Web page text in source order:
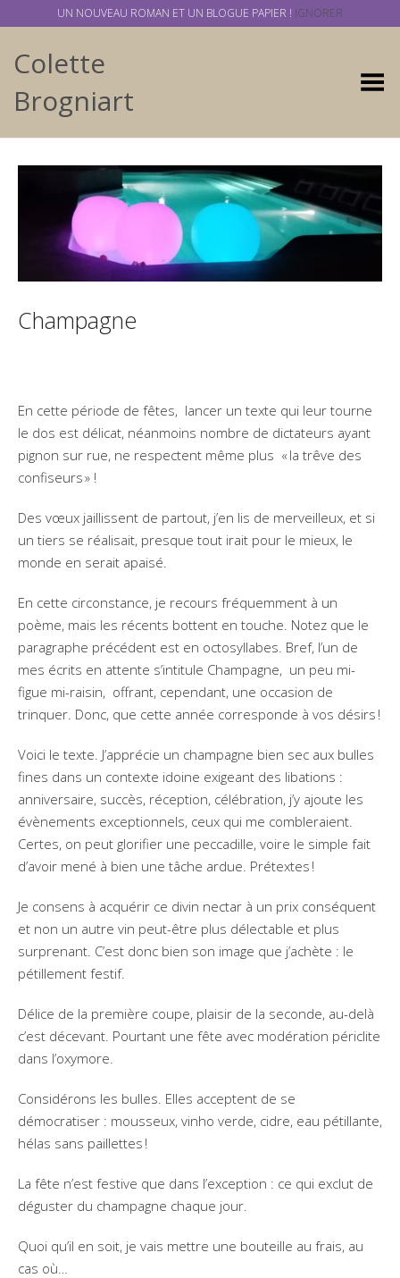
Colette
Brogniart
Basculer
Champagne
En cette période de fêtes, lancer un texte qui leur tourne
le dos est délicat, néanmoins nombre de dictateurs ayant
pignon sur rue, ne respectent même plus « la trêve des
confiseurs » !
Des vœux jaillissent de partout, j’en lis de merveilleux, et si
un tiers se réalisait, presque tout irait pour le mieux, le
monde en serait apaisé.
En cette circonstance, je recours fréquemment à un
poème, mais les récents bottent en touche. Notez que le
paragraphe précédent est en octosyllabes. Bref, l’un de
mes écrits en attente s’intitule Champagne, un peu mi-
figue mi-raisin, offrant, cependant, une occasion de
trinquer. Donc, que cette année corresponde à vos désirs !
Voici le texte. J’apprécie un champagne bien sec aux bulles
fines dans un contexte idoine exigeant des libations :
anniversaire, succès, réception, célébration, j’y ajoute les
évènements exceptionnels, ceux qui me combleraient.
Certes, on peut glorifier une peccadille, voire le simple fait
d’avoir mené à bien une tâche ardue. Prétextes !
Je consens à acquérir ce divin nectar à un prix conséquent
et non un autre vin peut-être plus délectable et plus
surprenant. C’est donc bien son image que j’achète : le
pétillement festif.
Délice de la première coupe, plaisir de la seconde, au-delà
c’est décevant. Pourtant une fête avec modération périclite
dans l’oxymore.
Considérons les bulles. Elles acceptent de se
démocratiser : mousseux, vinho verde, cidre, eau pétillante,
hélas sans paillettes !
La fête n’est festive que dans l’exception : ce qui exclut de
déguster du champagne chaque jour.
Quoi qu’il en soit, je vais mettre une bouteille au frais, au
cas où…
UN NOUVEAU ROMAN ET UN BLOGUE PAPIER ! IGNORER